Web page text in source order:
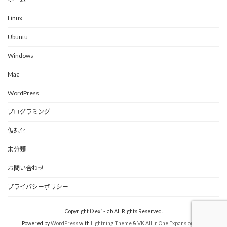
Linux
Ubuntu
Windows
Mac
WordPress
プログラミング
仮想化
未分類
お問い合わせ
プライバシーポリシー
Copyright © ex1-lab All Rights Reserved.
Powered byWordPresswith Lightning Theme& VK All in One Expansion Unit